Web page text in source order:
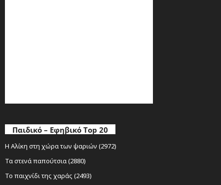
Παιδικό – Εφηβικό Top 20
Η Αλίκη στη χώρα των ψαριών (2972)
Τα στενά παπούτσια (2880)
Το παιχνίδι της χαράς (2493)